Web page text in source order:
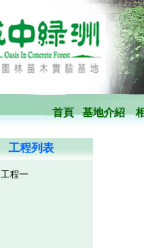
首頁 基地介紹
工程列表
工程一